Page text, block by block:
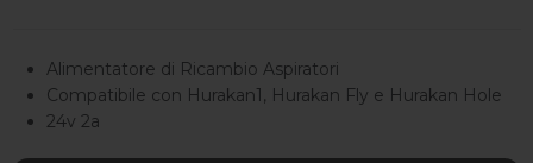
Alimentatore di Ricambio Aspiratori
Compatibile con Hurakan1, Hurakan Fly e Hurakan Hole
24v 2a